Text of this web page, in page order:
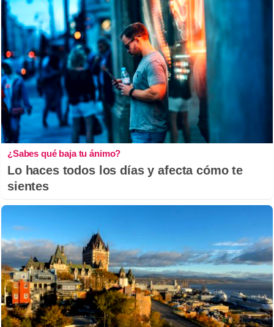
¿Sabes qué baja tu ánimo?
Lo haces todos los días y afecta cómo te
sientes